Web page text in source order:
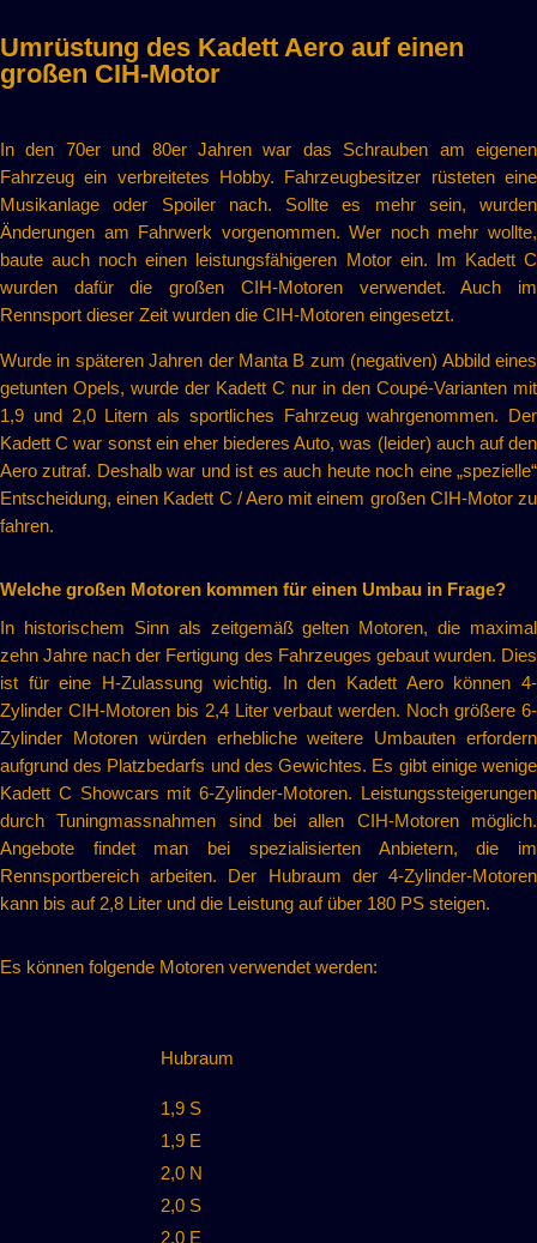
Umrüstung des Kadett Aero auf einen
großen CIH-Motor
In den 70er und 80er Jahren war das Schrauben am eigenen
Fahrzeug ein verbreitetes Hobby. Fahrzeugbesitzer rüsteten eine
Musikanlage oder Spoiler nach. Sollte es mehr sein, wurden
Änderungen am Fahrwerk vorgenommen. Wer noch mehr wollte,
baute auch noch einen leistungsfähigeren Motor ein. Im Kadett C
wurden dafür die großen CIH-Motoren verwendet. Auch im
Rennsport dieser Zeit wurden die CIH-Motoren eingesetzt.
Wurde in späteren Jahren der Manta B zum (negativen) Abbild eines
getunten Opels, wurde der Kadett C nur in den Coupé-Varianten mit
1,9 und 2,0 Litern als sportliches Fahrzeug wahrgenommen. Der
Kadett C war sonst ein eher biederes Auto, was (leider) auch auf den
Aero zutraf. Deshalb war und ist es auch heute noch eine „spezielle“
Entscheidung, einen Kadett C / Aero mit einem großen CIH-Motor zu
fahren.
Welche großen Motoren kommen für einen Umbau in Frage?
In historischem Sinn als zeitgemäß gelten Motoren, die maximal
zehn Jahre nach der Fertigung des Fahrzeuges gebaut wurden. Dies
ist für eine H-Zulassung wichtig. In den Kadett Aero können 4-
Zylinder CIH-Motoren bis 2,4 Liter verbaut werden. Noch größere 6-
Zylinder Motoren würden erhebliche weitere Umbauten erfordern
aufgrund des Platzbedarfs und des Gewichtes. Es gibt einige wenige
Kadett C Showcars mit 6-Zylinder-Motoren. Leistungssteigerungen
durch Tuningmassnahmen sind bei allen CIH-Motoren möglich.
Angebote findet man bei spezialisierten Anbietern, die im
Rennsportbereich arbeiten. Der Hubraum der 4-Zylinder-Motoren
kann bis auf 2,8 Liter und die Leistung auf über 180 PS steigen.
Es können folgende Motoren verwendet werden:
Hubraum
1,9 S
1,9 E
2,0 N
2,0 S
2,0 E